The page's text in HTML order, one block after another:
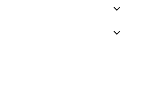
ouvrir
le
sous-
menu
ouvrir
le
sous-